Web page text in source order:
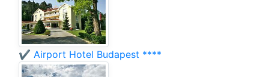
✔️ Airport Hotel Budapest ****